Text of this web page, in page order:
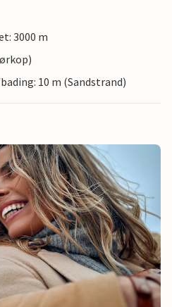
3000 m
10 m (Sandstrand)